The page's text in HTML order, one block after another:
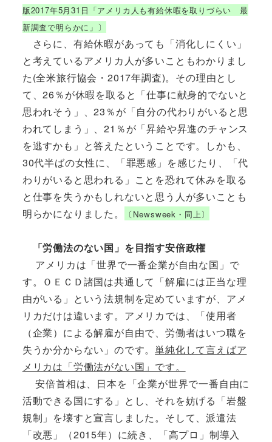
版2017年5月31日「アメリカ人も有給休暇を取りづらい 最
新調査で明らかに」〕
さらに、有給休暇があっても「消化しにくい」
と考えているアメリカ人が多いこともわかりまし
た(全米旅行協会・2017年調査)。その理由とし
て、26％が休暇を取ると「仕事に献身的でないと
思われそう」、23％が「自分の代わりがいると思
われてしまう」、21％が「昇給や昇進のチャンス
を逃すかも」と答えたということです。しかも、
30代半ばの女性に、「罪悪感」を感じたり、「代
わりがいると思われる」ことを恐れて休みを取る
と仕事を失うかもしれないと思う人が多いことも
明らかになりました。
〔Newsweek・同上〕
「労働法のない国」を目指す安倍政権
アメリカは「世界で一番企業が自由な国」で
す。ＯＥＣＤ諸国は共通して「解雇には正当な理
由がいる」という法規制を定めていますが、アメ
リカだけは違います。アメリカでは、「使用者
（企業）による解雇が自由で、労働者はいつ職を
失うか分からない」のです。単純化して言えばア
メリカは「労働法がない国」です。
安倍首相は、日本を「企業が世界で一番自由に
活動できる国にする」とし、それを妨げる「岩盤
規制」を壊すと宣言しました。そして、派遣法
「改悪」（2015年）に続き、「高プロ」制導入